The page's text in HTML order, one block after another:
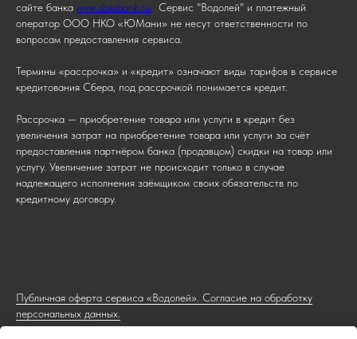
сайте банка www.sberbank.ru.
Сервис "Водолей" и платежный
оператор ООО НКО «ЮМани» не несут ответственности по
вопросам предоставления сервиса.
Термины «рассрочка» и «кредит» означают виды тарифов в сервисе
кредитования Сбера, под рассрочкой понимается кредит.
Рассрочка — приобретение товара или услуги в кредит без
увеличения затрат на приобретение товара или услуги за счёт
предоставления партнёром банка (продавцом) скидки на товар или
услугу. Увеличение затрат не происходит только в случае
надлежащего исполнения заёмщиком своих обязательств по
кредитному договору.
Публичная оферта сервиса «Водолей». Согласие на обработку
персональных данных.